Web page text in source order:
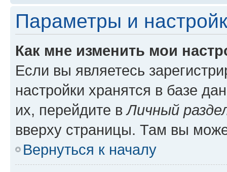
Параметры и
Как мне изменить мои
Если вы являетесь
настройки хранятся в базе
их, перейдите вЛичный
вверху страницы. Там вы
Вернуться к началу